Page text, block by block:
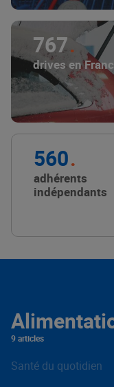
767
drives en
560
adhérents
indépendants
9 articles
Santé du quotidien